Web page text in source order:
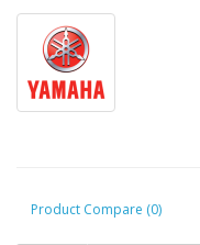
Product Compare (0)